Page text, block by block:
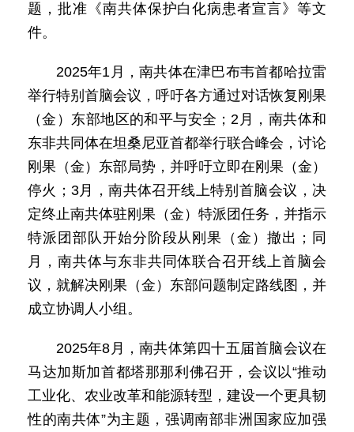
题，批准《南共体保护白化病患者宣言》等文
件。
2025年1月，南共体在津巴布韦首都哈拉雷
举行特别首脑会议，呼吁各方通过对话恢复刚果
（金）东部地区的和平与安全；2月，南共体和
东非共同体在坦桑尼亚首都举行联合峰会，讨论
刚果（金）东部局势，并呼吁立即在刚果（金）
停火；3月，南共体召开线上特别首脑会议，决
定终止南共体驻刚果（金）特派团任务，并指示
特派团部队开始分阶段从刚果（金）撤出；同
月，南共体与东非共同体联合召开线上首脑会
议，就解决刚果（金）东部问题制定路线图，并
成立协调人小组。
2025年8月，南共体第四十五届首脑会议在
马达加斯加首都塔那那利佛召开，会议以“推动
工业化、农业改革和能源转型，建设一个更具韧
性的南共体”为主题，强调南部非洲国家应加强